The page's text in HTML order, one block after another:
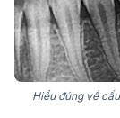
Hiểu đúng về